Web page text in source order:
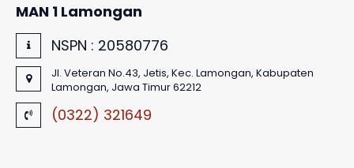
MAN 1 Lamongan
NSPN : 20580776
Jl. Veteran No.43, Jetis, Kec. Lamongan, Kabupaten
Lamongan, Jawa Timur 62212
(0322) 321649